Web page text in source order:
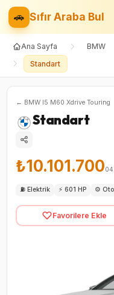
🚗 Sıfır Araba Bul
Markalar
⚡
🚙SUV
⚖️Karşılaştır
Ana Sayfa BMW
Standart
← BMW I5 M60 Xdrive Touring
Standart
₺10.101.700
⛽ Elektrik ⚡ 601 HP ⚙️
Favorilere Ekle